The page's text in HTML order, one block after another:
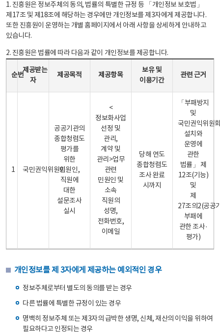
1. 진흥원은 정보주체의 동의, 법률의 특별한 규정 등 「개인정보 보호법」
제17조 및 제18조에 해당하는 경우에만 개인정보를 제3자에게 제공합니다.
또한 진흥원이 운영하는 개별 홈페이지에서 아래 사항을 상세하게 안내하고
있습니다.
2. 진흥원은 법률에 따라 다음과 같이 개인정보를 제공합니다.
순번
제공받는
자
제공목적 제공항목
보유 및
이용기간
관련 근거
1 국민권익위원회
공공기관의
종합청렴도
평가를
위한
민원인,
직원에
대한
설문조사
실시
<
정보화사업
선정 및
관리,
계약 및
관리>업무
관련
민원인 및
소속
직원의
성명,
전화번호,
이메일
당해 연도
종합청렴도
조사 완료
시까지
「부패방지
및
국민권익위원
설치와
운영에
관한
법률」 제
12조(기능)
및
제
27조의2(공공
부패에
관한 조사·
평가)
개인정보를 제 3자에게 제공하는 예외적인 경우
정보주체로부터 별도의 동의를 받는 경우
다른 법률에 특별한 규정이 있는 경우
명백히 정보주체 또는 제3자의 급박한 생명, 신체, 재산의 이익을 위하여
필요하다고 인정되는 경우